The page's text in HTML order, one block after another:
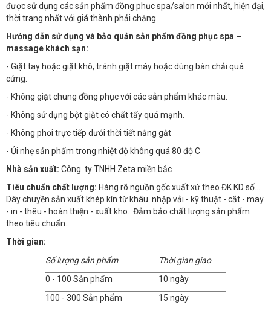
được sử dụng các sản phẩm đồng phục spa/salon mới nhất, hiện đại,
thời trang nhất với giá thành phải chăng.
Hướng dẫn sử dụng và bảo quản sản phẩm đồng phục spa –
massage khách sạn:
- Giặt tay hoặc giặt khô, tránh giặt máy hoặc dùng bàn chải quá
cứng.
- Không giặt chung đồng phục với các sản phẩm khác màu.
- Không sử dụng bột giặt có chất tẩy quá mạnh.
- Không phơi trực tiếp dưới thời tiết nắng gắt
- Ủi nhẹ sản phẩm trong nhiệt độ không quá 80 độ C
Nhà sản xuất: Công ty TNHH Zeta miền bắc
Tiêu chuẩn chất lượng: Hàng rõ nguồn gốc xuất xứ theo ĐK KD số…
Dây chuyền sản xuất khép kín từ khâu nhập vải - kỹ thuật - cắt - may
- in - thêu - hoàn thiện - xuất kho. Đảm bảo chất lượng sản phẩm
theo tiêu chuẩn.
Thời gian:
Số lượng sản phẩm
Thời gian giao
0 - 100 Sản phẩm
10 ngày
100 - 300 Sản phẩm
15 ngày